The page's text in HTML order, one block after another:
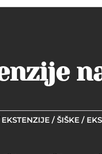
EKSTENZIJE / ŠIŠKE /